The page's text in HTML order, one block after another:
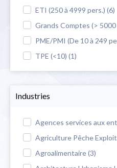
ETI (250 à 4999 pers.) (6)
Grands Comptes (> 5000
PME/PMI (De 10 à 249
TPE (<10) (1)
Industries
Agences services aux
Agriculture Pêche
Agroalimentaire (3)